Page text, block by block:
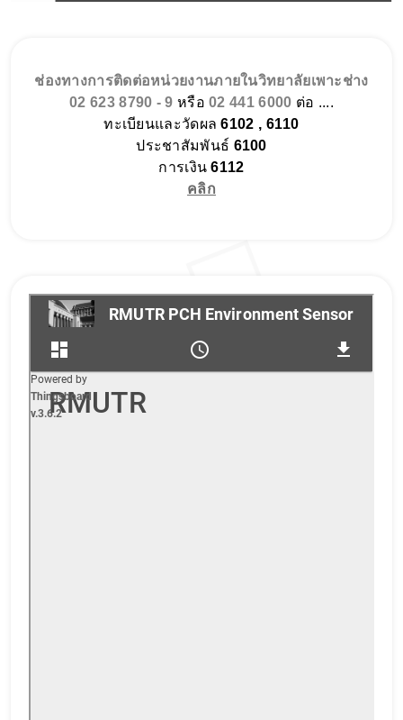
ช่องทางการติดต่อหน่วยงานภายในวิทยาลัยเพาะช่าง
02 623 8790 - 9 หรือ 02 441 6000 ต่อ ....
ทะเบียนและวัดผล6102 , 6110
ประชาสัมพันธ์ 6100
การเงิน6112
คลิก